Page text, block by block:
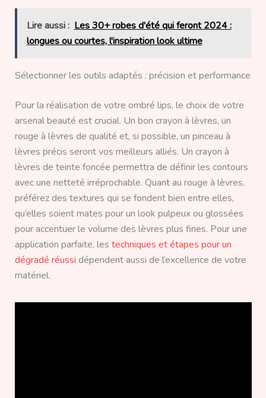
Lire aussi : Les 30+ robes d'été qui feront 2024 :
longues ou courtes, l'inspiration look ultime
Sélectionner les outils adaptés : précision et performance
Pour la réalisation de votre ombré lips, le choix de votre
arsenal beauté est crucial. Un bon crayon à lèvres, un
rouge à lèvres de qualité et, si possible, un pinceau à
lèvres précis seront vos meilleurs alliés. Un crayon à
lèvres de teinte foncée permettra de définir les contours
avec une netteté irréprochable. Quant au rouge à lèvres,
préférez des textures qui se fondent bien entre elles,
qu’elles soient mates pour un look pulpeux ou glossées
pour accentuer le volume des lèvres plus fines. Pour une
application parfaite, les techniques et étapes pour un
dégradé réussi dépendent aussi de l’excellence de votre
matériel.